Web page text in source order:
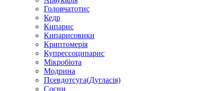
Головчатотис
Кедр
Кипарис
Кипарисовики
Криптомерія
Купрессоципарис
Мікробіота
Модрина
Псевдотсуга(Дугласія)
Сосни